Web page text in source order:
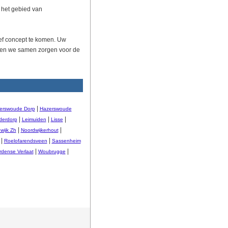
gebied van
concept te komen. Uw
we samen zorgen voor de
Dorp|
Hazerswoude
| Leimuiden Lisse
Zh Noordwijkerhout|
Roelofarendsveen
Sassenheim
Verlaat| Woubrugge